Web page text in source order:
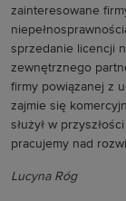
zainteresowane
sprzedanie licencji
zewnętrznego
firmy powiązanej z
zajmie się
służył w
pracujemy nad
Lucyna Róg